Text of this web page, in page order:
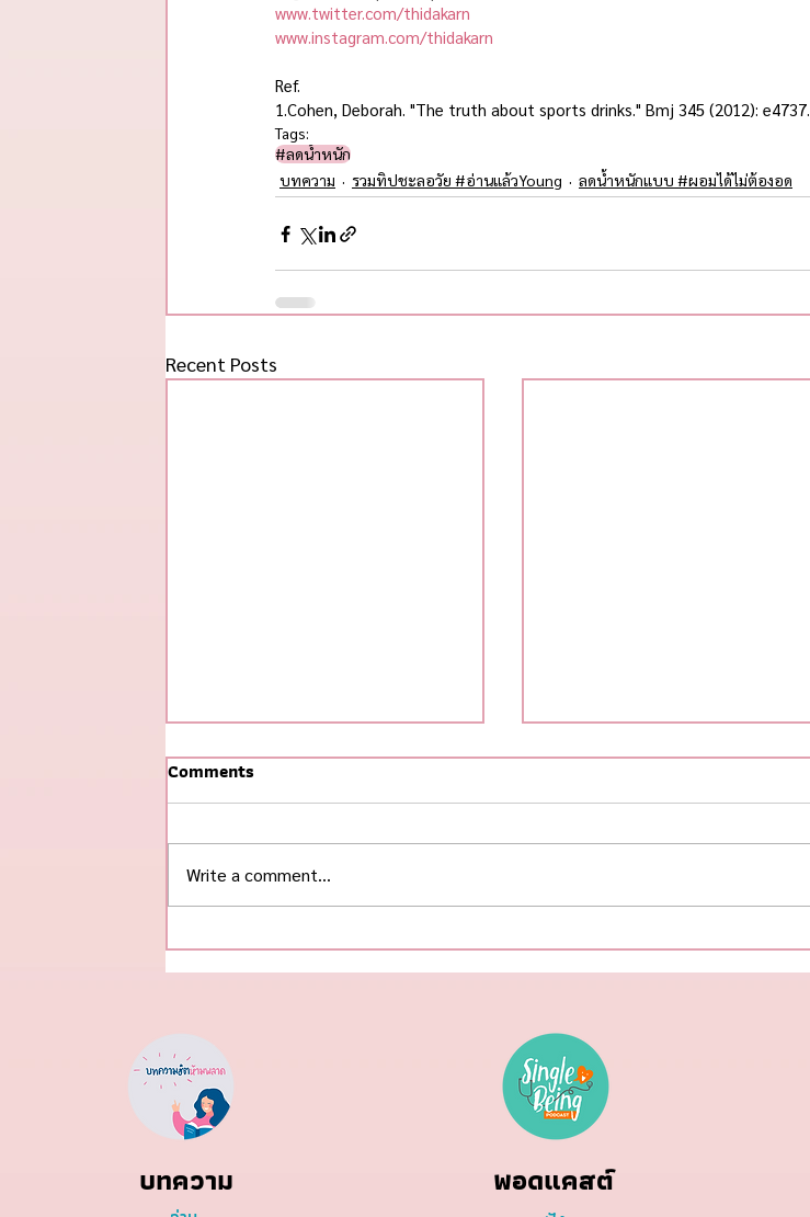
www.twitter.com/thidakarn
www.instagram.com/thidakarn
Ref.
1.Cohen, Deborah. "The truth about sports drinks." Bmj 345 (2012): e4737.
Tags:
#ลดน้ำหนัก
บทความ
รวมทิปชะลอวัย #อ่านแล้วYoung ลดน้ำหนักแบบ #ผอมได้ไม่ต้องอด
Recent Posts
เคล็ดลับสุขภาพสำหรับคนรักช็อค
โกแลต: ทำไมดาร์คช็อคโกแลต
Comments
Write a comment...
บทความ พอดแคสต์